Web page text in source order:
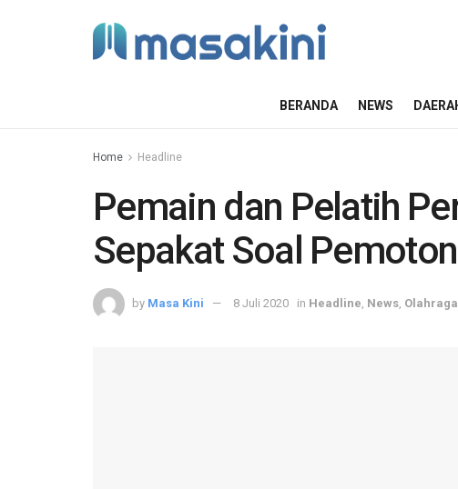
BERANDA NEWS
Home Headline
Pemain dan Pelatih
Sepakat Soal
by Masa Kini 8 Juli 2020 in Headline News Olahraga